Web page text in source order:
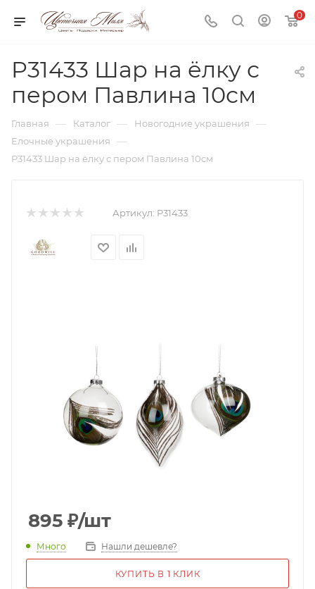
0
P31433 Шар на ёлку с
пером Павлина 10см
Главная — Каталог — Новогодние украшения —
Елочные украшения —
P31433 Шар на ёлку с пером Павлина 10см
Артикул: P31433
895 ₽/шт
Много Нашли дешевле?
КУПИТЬ В 1 КЛИК